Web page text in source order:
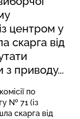
центром у
скарга від
приводу...
по
№ 71 (із
скарга від